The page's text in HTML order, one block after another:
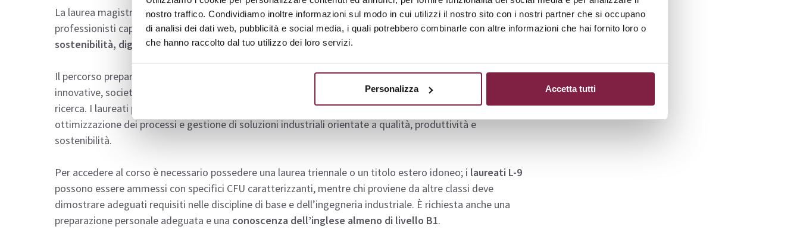
nostro traffico. Condividiamo inoltre informazioni sul modo in cui utilizzi il nostro sito con i nostri partner che si occupano
di analisi dei dati web, pubblicità e social media, i quali potrebbero combinarle con altre informazioni che hai fornito loro o
che hanno raccolto dal tuo utilizzo dei loro servizi.
Personalizza Accetta tutti
La laurea magistrale in Ingegneria Industriale e dell’Innovazione LM-33 dell’Università Mercatorum forma
professionisti capaci di operare nei principali ambiti dell’ingegneria industriale, con attenzione a
sostenibilità, digitalizzazione e innovazione tecnologica.
Il percorso prepara a ruoli tecnici, progettuali e managerialiin aziende manifatturiere, imprese
innovative, società di consulenza, studi di progettazione, aziende energetiche, enti pubblici e centri di
ricerca. I laureati possono occuparsi di project management, coordinamento tecnico, sviluppo di prodotti,
ottimizzazione dei processi e gestione di soluzioni industriali orientate a qualità, produttività e
sostenibilità.
Per accedere al corso è necessario possedere una laurea triennale o un titolo estero idoneo; i laureati L-9
possono essere ammessi con specifici CFU caratterizzanti, mentre chi proviene da altre classi deve
dimostrare adeguati requisiti nelle discipline di base e dell’ingegneria industriale. È richiesta anche una
preparazione personale adeguata e una conoscenza dell’inglese almeno di livello B1.